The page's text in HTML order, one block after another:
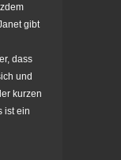
gibt
dass
und
kurzen
ist ein